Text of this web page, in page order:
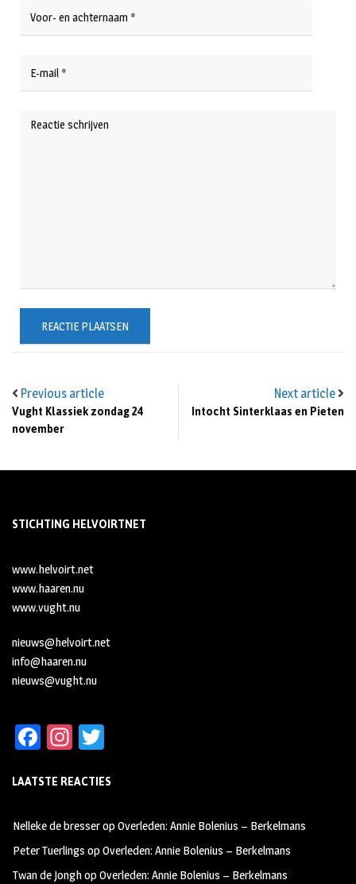
Previous article
Vught Klassiek zondag 24
november
Next article
Intocht Sinterklaas en Pieten
STICHTING HELVOIRTNET
www.helvoirt.net
www.haaren.nu
www.vught.nu
nieuws@helvoirt.net
info@haaren.nu
nieuws@vught.nu
Fa
b
oo
k
In
ag
m
tt
LAATSTE REACTIES
Nelleke de bresseropOverleden: Annie Bolenius – Berkelmans
Peter Tuerlings opOverleden: Annie Bolenius – Berkelmans
Twan de JonghopOverleden: Annie Bolenius – Berkelmans